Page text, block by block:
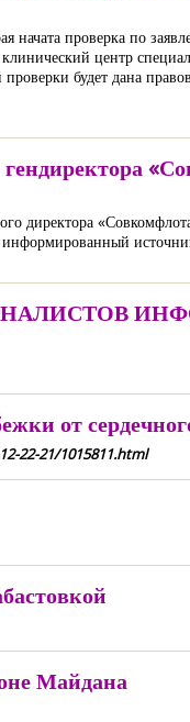
начата проверка по
центр
будет дана
директора
от
22-21/1015811.html
Майдана